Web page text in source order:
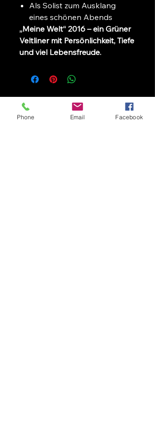
Als Solist zum Ausklang
eines schönen Abends
„Meine Welt“ 2016 – ein Grüner
Veltliner mit Persönlichkeit, Tiefe
und viel Lebensfreude.
Zurück zur Startseite
Phone Email Facebook